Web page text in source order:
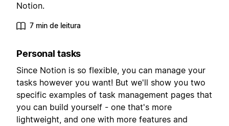
Notion.
7 min de leitura
Personal tasks
Since Notion is so flexible, you can manage your
tasks however you want! But we'll show you two
specific examples of task management pages that
you can build yourself - one that's more
lightweight, and one with more features and